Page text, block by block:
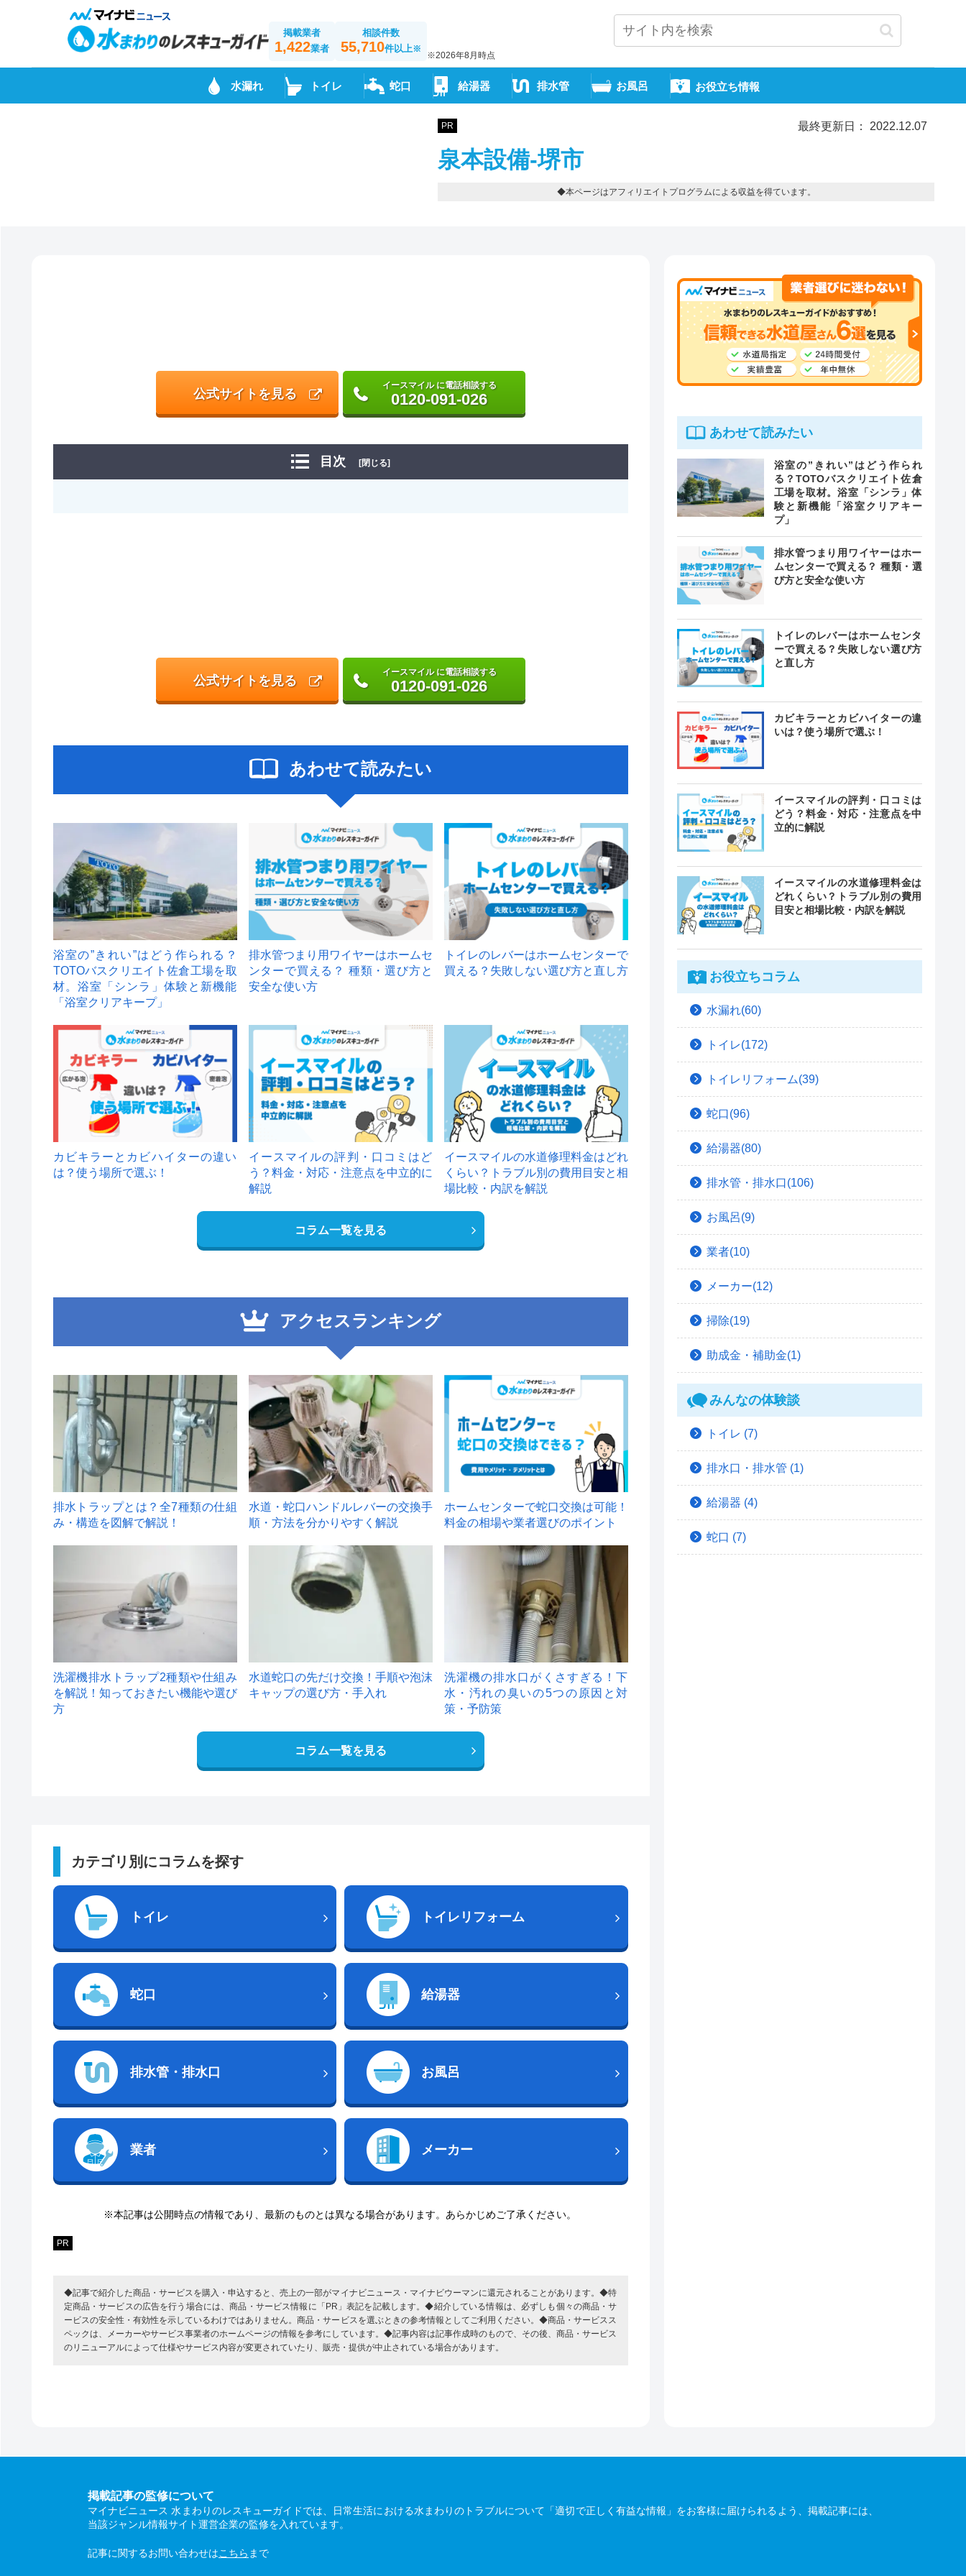
掲載業者
1,422業者
相談件数
55,710件以上※
※2026年8月時点
水漏れ トイレ 蛇口 給湯器 排水管 お風呂 お役立ち情報
PR 最終更新日： 2022.12.07
泉本設備-堺市
◆本ページはアフィリエイトプログラムによる収益を得ています。
公式サイトを見る
イースマイル に電話相談する
0120-091-026
目次 [閉じる]
公式サイトを見る
イースマイル に電話相談する
0120-091-026
あわせて読みたい
浴室の”きれい”はどう作られる？
TOTOバスクリエイト佐倉工場を取
材。浴室「シンラ」体験と新機能
「浴室クリアキープ」
排水管つまり用ワイヤーはホームセ
ンターで買える？ 種類・選び方と
安全な使い方
トイレのレバーはホームセンターで
買える？失敗しない選び方と直し方
カビキラーとカビハイターの違い
は？使う場所で選ぶ！
イースマイルの評判・口コミはど
う？料金・対応・注意点を中立的に
解説
イースマイルの水道修理料金はどれ
くらい？トラブル別の費用目安と相
場比較・内訳を解説
コラム一覧を見る
アクセスランキング
1
排水トラップとは？全7種類の仕組
み・構造を図解で解説！
2
水道・蛇口ハンドルレバーの交換手
順・方法を分かりやすく解説
ホームセンターで蛇口交換は可能！
料金の相場や業者選びのポイント
洗濯機排水トラップ2種類や仕組み
を解説！知っておきたい機能や選び
方
水道蛇口の先だけ交換！手順や泡沫
キャップの選び方・手入れ
洗濯機の排水口がくさすぎる！下
水・汚れの臭いの5つの原因と対
策・予防策
コラム一覧を見る
カテゴリ別にコラムを探す
トイレ トイレリフォーム
蛇口 給湯器
排水管・排水口 お風呂
業者 メーカー
※本記事は公開時点の情報であり、最新のものとは異なる場合があります。あらかじめご了承ください。
PR
◆記事で紹介した商品・サービスを購入・申込すると、売上の一部がマイナビニュース・マイナビウーマンに還元されることがあります。◆特
定商品・サービスの広告を行う場合には、商品・サービス情報に「PR」表記を記載します。◆紹介している情報は、必ずしも個々の商品・サ
ービスの安全性・有効性を示しているわけではありません。商品・サービスを選ぶときの参考情報としてご利用ください。◆商品・サービスス
ペックは、メーカーやサービス事業者のホームページの情報を参考にしています。◆記事内容は記事作成時のもので、その後、商品・サービス
のリニューアルによって仕様やサービス内容が変更されていたり、販売・提供が中止されている場合があります。
あわせて読みたい
浴室の”きれい”はどう作られ
る？TOTOバスクリエイト佐倉
工場を取材。浴室「シンラ」体
験と新機能「浴室クリアキー
プ」
排水管つまり用ワイヤーはホー
ムセンターで買える？ 種類・選
び方と安全な使い方
トイレのレバーはホームセンタ
ーで買える？失敗しない選び方
と直し方
カビキラーとカビハイターの違
いは？使う場所で選ぶ！
イースマイルの評判・口コミは
どう？料金・対応・注意点を中
立的に解説
イースマイルの水道修理料金は
どれくらい？トラブル別の費用
目安と相場比較・内訳を解説
お役立ちコラム
水漏れ(60)
トイレ(172)
トイレリフォーム(39)
蛇口(96)
給湯器(80)
排水管・排水口(106)
お風呂(9)
業者(10)
メーカー(12)
掃除(19)
助成金・補助金(1)
みんなの体験談
トイレ (7)
排水口・排水管 (1)
給湯器 (4)
蛇口 (7)
掲載記事の監修について
マイナビニュース 水まわりのレスキューガイドでは、日常生活における水まわりのトラブルについて「適切で正しく有益な情報」をお客様に届けられるよう、掲載記事には、
当該ジャンル情報サイト運営企業の監修を入れています。
記事に関するお問い合わせはこちら まで